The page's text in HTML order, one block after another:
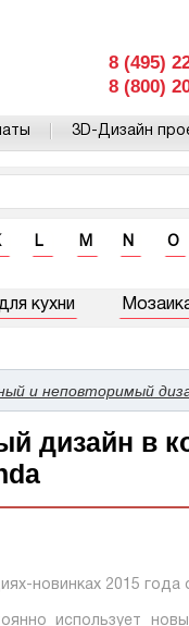
8 (495)
8 (800)
3D-Дизайн
L M N O
кухни
и неповторимый
дизайн в
использует